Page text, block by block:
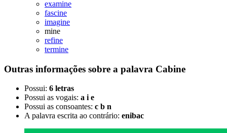
examine
fascine
imagine
mine
refine
termine
Outras informações sobre a palavra Cabine
Possui: 6 letras
Possui as vogais: a i e
Possui as consoantes: c b n
A palavra escrita ao contrário: enibac